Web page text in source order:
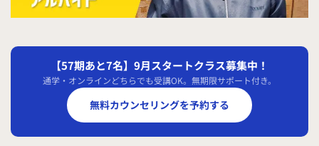
【57期あと7名】9月スタートクラス募集中！
通学・オンラインどちらでも受講OK。無期限サポート付き。
無料カウンセリングを予約する